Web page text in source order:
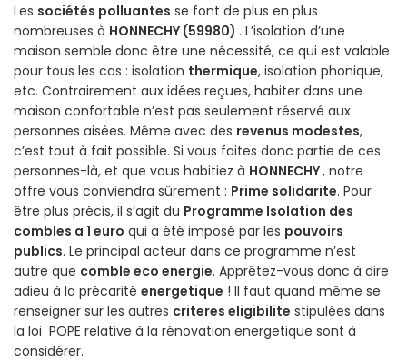
Les sociétés polluantes se font de plus en plus
nombreuses à HONNECHY (59980) . L’isolation d’une
maison semble donc être une nécessité, ce qui est valable
pour tous les cas : isolation thermique, isolation phonique,
etc. Contrairement aux idées reçues, habiter dans une
maison confortable n’est pas seulement réservé aux
personnes aisées. Même avec des revenus modestes,
c’est tout à fait possible. Si vous faites donc partie de ces
personnes-là, et que vous habitiez à HONNECHY, notre
offre vous conviendra sûrement : Prime solidarite. Pour
être plus précis, il s’agit du Programme Isolation des
combles a 1 euro qui a été imposé par les pouvoirs
publics. Le principal acteur dans ce programme n’est
autre que comble eco energie. Apprêtez-vous donc à dire
adieu à la précarité energetique ! Il faut quand même se
renseigner sur les autres criteres eligibilite stipulées dans
la loi POPE relative à la rénovation energetique sont à
considérer.